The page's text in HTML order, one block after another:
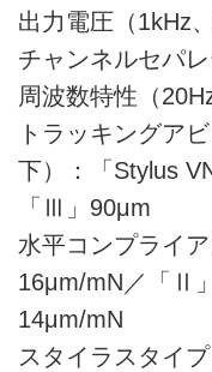
出力電圧（1kHz
チャンネルセパ
周波数特性（
トラッキングア
下）：「Stylus
「Ⅲ」90μm
水平コンプライ
16μm/mN／「Ⅱ
14μm/mN
スタイラスタイ